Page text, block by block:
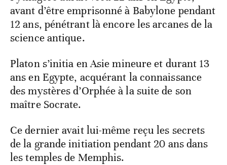
avant d’être emprisonné à Babylone pendant
12 ans, pénétrant là encore les arcanes de la
science antique.
Platon s’initia en Asie mineure et durant 13
ans en Egypte, acquérant la connaissance
des mystères d’Orphée à la suite de son
maître Socrate.
Ce dernier avait lui-même reçu les secrets
de la grande initiation pendant 20 ans dans
les temples de Memphis.